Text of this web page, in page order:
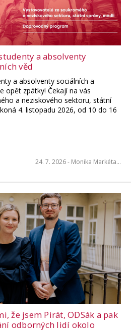
a absolventy
věd
a absolventy sociálních a
opět zpátky! Čekají na vás
a neziskového sektoru, státní
4. listopadu 2026, od 10 do 16
24. 7. 2026 - Monika Markéta…
že jsem Pirát, ODSák a pak
odborných lidí okolo